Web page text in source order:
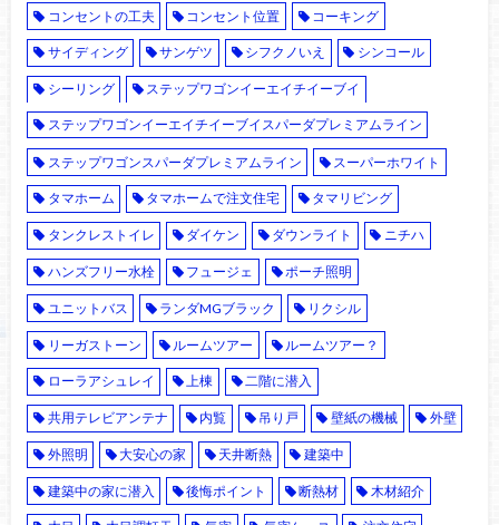
コンセントの工夫 コンセント位置 コーキング
サイディング サンゲツ シフクノいえ シンコール
シーリング ステップワゴンイーエイチイーブイ
ステップワゴンイーエイチイーブイスパーダプレミアムライン
ステップワゴンスパーダプレミアムライン スーパーホワイト
タマホーム タマホームで注文住宅 タマリビング
タンクレストイレ ダイケン ダウンライト ニチハ
ハンズフリー水栓 フュージェ ポーチ照明
ユニットバス ランダMGブラック リクシル
リーガストーン ルームツアー ルームツアー？
ローラアシュレイ 上棟 二階に潜入
共用テレビアンテナ 内覧 吊り戸 壁紙の機械 外壁
外照明 大安心の家 天井断熱 建築中
建築中の家に潜入 後悔ポイント 断熱材 木材紹介